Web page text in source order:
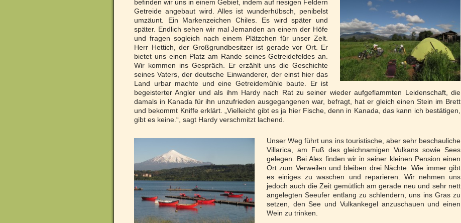
befinden wir uns in einem Gebiet, indem auf riesigen Feldern
Getreide angebaut wird. Alles ist wunderhübsch, penibelst
umzäunt. Ein Markenzeichen Chiles. Es wird später und
später. Endlich sehen wir mal Jemanden an einem der Höfe
und fragen sogleich nach einem Plätzchen für unser Zelt.
Herr Hettich, der Großgrundbesitzer ist gerade vor Ort. Er
bietet uns einen Platz am Rande seines Getreidefeldes an.
Wir kommen ins Gespräch. Er erzählt uns die Geschichte
seines Vaters, der deutsche Einwanderer, der einst hier das
Land urbar machte und eine Getreidemühle baute. Er ist
begeisterter Angler und als ihm Hardy nach Rat zu seiner wieder aufgeflammten Leidenschaft, die
damals in Kanada für ihn unzufrieden ausgegangenen war, befragt, hat er gleich einen Stein im Brett
und bekommt Kniffe erklärt. „Vielleicht gibt es ja hier Fische, denn in Kanada, das kann ich bestätigen,
gibt es keine.“, sagt Hardy verschmitzt lachend.
Unser Weg führt uns ins touristische, aber sehr beschauliche
Villarica, am Fuß des gleichnamigen Vulkans sowie Sees
gelegen. Bei Alex finden wir in seiner kleinen Pension einen
Ort zum Verweilen und bleiben drei Nächte. Wie immer gibt
es einiges zu waschen und reparieren. Wir nehmen uns
jedoch auch die Zeit gemütlich am gerade neu und sehr nett
angelegten Seeufer entlang zu schlendern, uns ins Gras zu
setzen, den See und Vulkankegel anzuschauen und einen
Wein zu trinken.